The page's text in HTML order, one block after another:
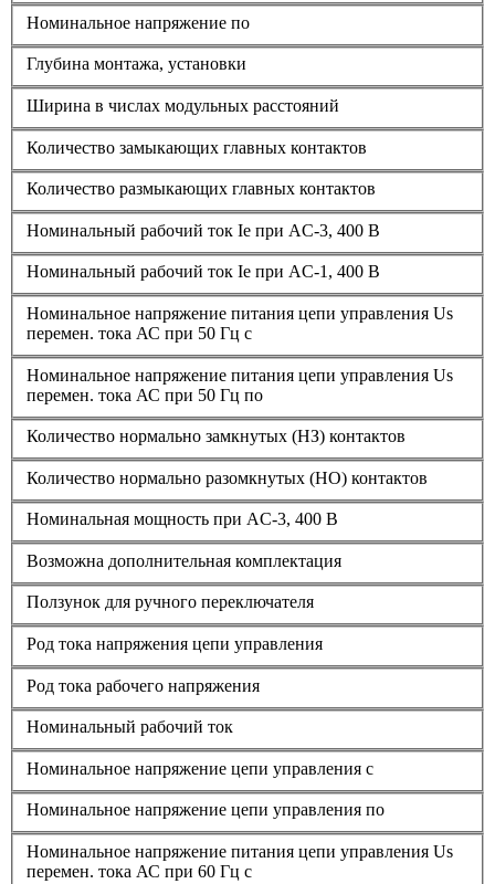
Номинальное напряжение по
Глубина монтажа, установки
Ширина в числах модульных расстояний
Количество замыкающих главных контактов
Количество размыкающих главных контактов
Номинальный рабочий ток Ie при AC-3, 400 В
Номинальный рабочий ток Ie при AC-1, 400 В
Номинальное напряжение питания цепи управления Us
перемен. тока АС при 50 Гц с
Номинальное напряжение питания цепи управления Us
перемен. тока АС при 50 Гц по
Количество нормально замкнутых (НЗ) контактов
Количество нормально разомкнутых (НО) контактов
Номинальная мощность при AC-3, 400 В
Возможна дополнительная комплектация
Ползунок для ручного переключателя
Род тока напряжения цепи управления
Род тока рабочего напряжения
Номинальный рабочий ток
Номинальное напряжение цепи управления с
Номинальное напряжение цепи управления по
Номинальное напряжение питания цепи управления Us
перемен. тока АС при 60 Гц с